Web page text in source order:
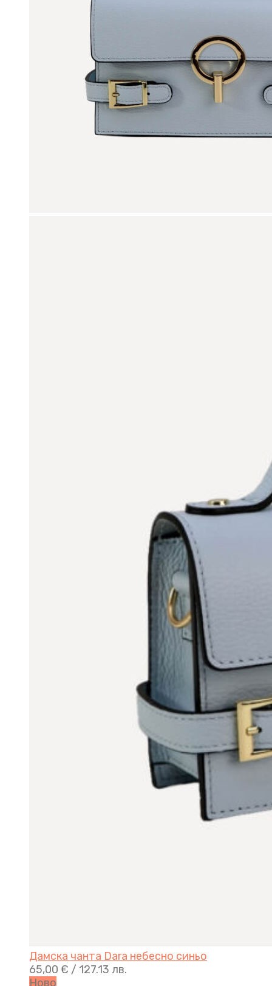
Дамска чанта Dara небесно синьо
65,00 € / 127.13 лв.
Ново